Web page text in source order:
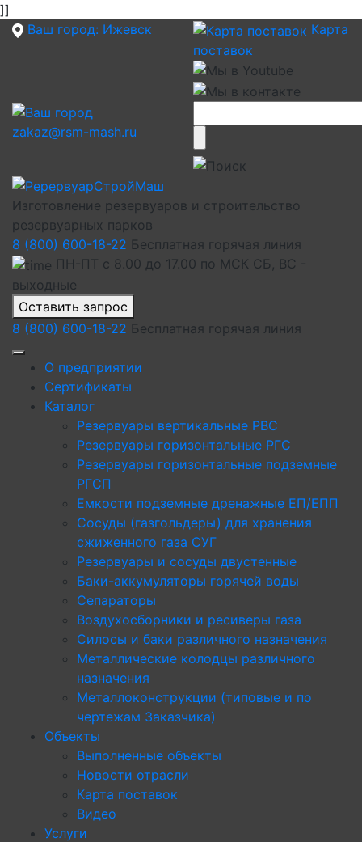
]]
Ваш город: Ижевск
Карта
поставок
zakaz@rsm-mash.ru
Изготовление резервуаров и строительство
резервуарных парков
8 (800) 600-18-22 Бесплатная горячая линия
ПН-ПТ с 8.00 до 17.00 по МСК СБ, ВС -
выходные
Оставить запрос
8 (800) 600-18-22 Бесплатная горячая линия
О предприятии
Сертификаты
Каталог
Резервуары вертикальные РВС
Резервуары горизонтальные РГС
Резервуары горизонтальные подземные
РГСП
Емкости подземные дренажные ЕП/ЕПП
Сосуды (газгольдеры) для хранения
сжиженного газа СУГ
Резервуары и сосуды двустенные
Баки-аккумуляторы горячей воды
Сепараторы
Воздухосборники и ресиверы газа
Силосы и баки различного назначения
Металлические колодцы различного
назначения
Металлоконструкции (типовые и по
чертежам Заказчика)
Объекты
Выполненные объекты
Новости отрасли
Карта поставок
Видео
Услуги